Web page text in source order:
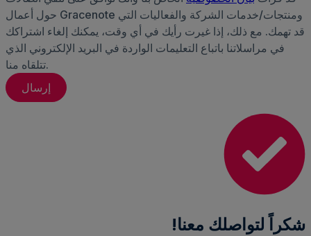
حول أعمال Gracenote ومنتجات/خدمات الشركة والفعاليات التي
قد تهمك. مع ذلك، إذا غيرت رأيك في أي وقت، يمكنك إلغاء اشتراكك
في مراسلاتنا باتباع التعليمات الواردة في البريد الإلكتروني الذي
تتلقاه منا.
شكراً لتواصلك معنا!